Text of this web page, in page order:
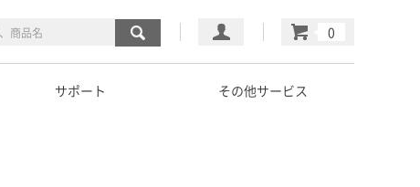
マイページ
カート
サポート その他サービス